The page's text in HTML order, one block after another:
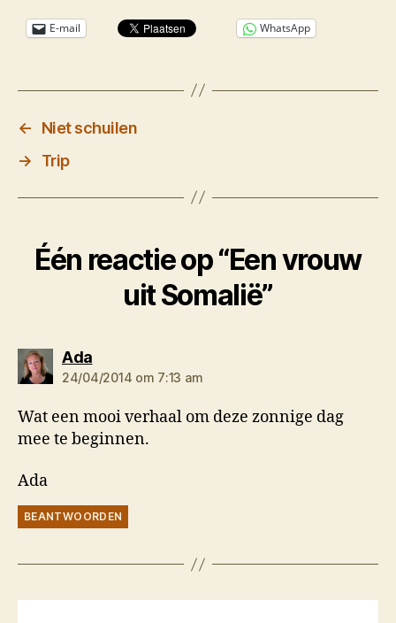
E-mail WhatsApp
←
Niet schuilen
→
Trip
Één reactie op “Een vrouw
uit Somalië”
Adazegt:
24/04/2014 om 7:13 am
Wat een mooi verhaal om deze zonnige dag
mee te beginnen.
Ada
BEANTWOORDEN